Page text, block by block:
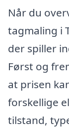
Når du
tagmaling i
der spiller
Først og
at prisen
forskellige
tilstand,